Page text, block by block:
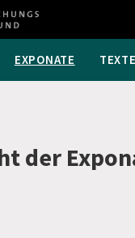
EXPONATE TEXTE
der